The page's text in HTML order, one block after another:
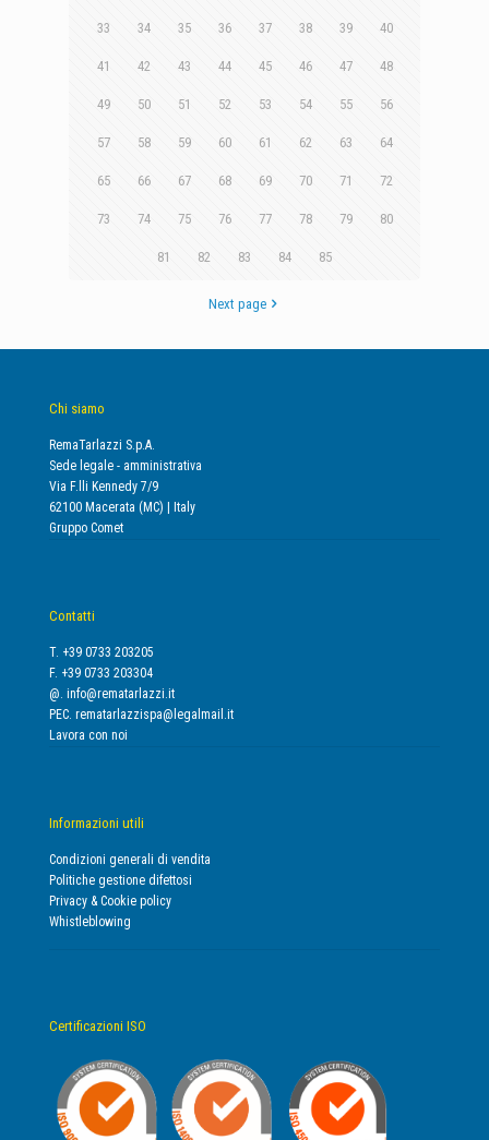
33 34 35 36 37 38 39 40
41 42 43 44 45 46 47 48
49 50 51 52 53 54 55 56
57 58 59 60 61 62 63 64
65 66 67 68 69 70 71 72
73 74 75 76 77 78 79 80
81 82 83 84 85
Next page
Chi siamo
RemaTarlazzi S.p.A.
Sede legale - amministrativa
Via F.lli Kennedy 7/9
62100 Macerata (MC) | Italy
Gruppo Comet
Contatti
T. +39 0733 203205
F. +39 0733 203304
@. info@rematarlazzi.it
PEC. rematarlazzispa@legalmail.it
Lavora con noi
Informazioni utili
Condizioni generali di vendita
Politiche gestione difettosi
Privacy & Cookie policy
Whistleblowing
Certificazioni ISO